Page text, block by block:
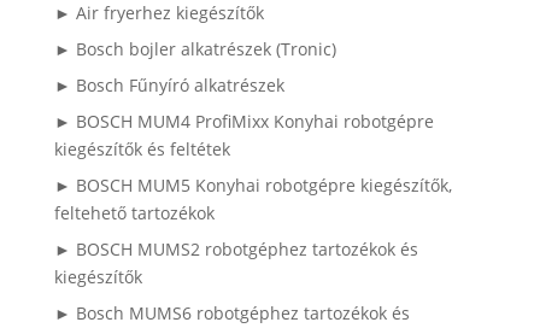
► Air fryerhez kiegészítők
► Bosch bojler alkatrészek (Tronic)
► Bosch Fűnyíró alkatrészek
► BOSCH MUM4 ProfiMixx Konyhai robotgépre
kiegészítők és feltétek
► BOSCH MUM5 Konyhai robotgépre kiegészítők,
feltehető tartozékok
► BOSCH MUMS2 robotgéphez tartozékok és
kiegészítők
► Bosch MUMS6 robotgéphez tartozékok és